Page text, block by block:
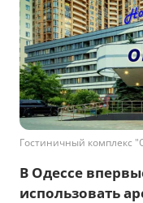
Гостиничный комплекс
В Одессе
использовать